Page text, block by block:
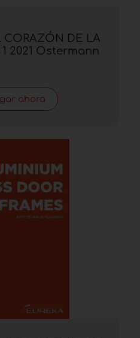
CORAZÓN DE LA
2021 Ostermann
ahora